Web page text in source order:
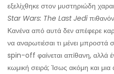
εξελίχθηκε στον μυστηριώδη
Star Wars: The Last Jedi
Κανένα από αυτά δεν απέφερε
να αναρωτιέσαι τι μένει μπροστά
spin-off φαίνεται απίθανη, αλλά
κωμική σειρά; Ίσως ακόμη και